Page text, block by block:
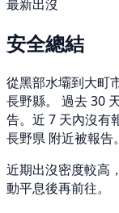
最新出沒
安全總結
從黑部水壩到大町
長野縣。 過去 30
告。近 7 天內沒有
長野県 附近被報告。
近期出沒密度較高
動平息後再前往。